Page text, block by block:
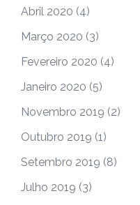
Abril 2020 (4)
Março 2020 (3)
Fevereiro 2020 (4)
Janeiro 2020 (5)
Novembro 2019 (2)
Outubro 2019 (1)
Setembro 2019 (8)
Julho 2019 (3)